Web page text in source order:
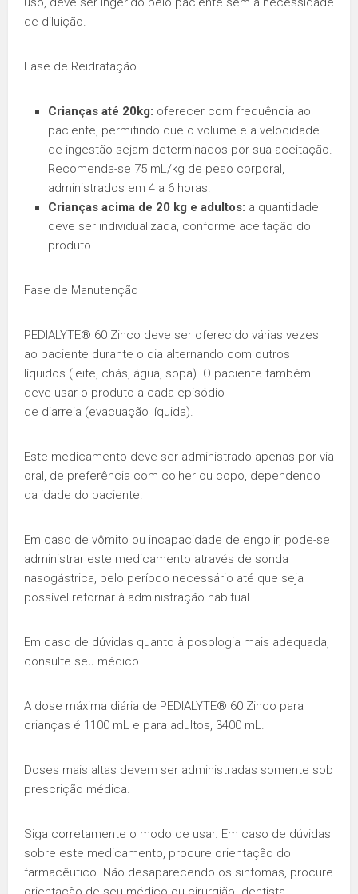
de diluição.
Fase de Reidratação
Crianças até 20kg: oferecer com frequência ao
paciente, permitindo que o volume e a velocidade
de ingestão sejam determinados por sua aceitação.
Recomenda-se 75 mL/kg de peso corporal,
administrados em 4 a 6 horas.
Crianças acima de 20 kg e adultos: a quantidade
deve ser individualizada, conforme aceitação do
produto.
Fase de Manutenção
PEDIALYTE® 60 Zinco deve ser oferecido várias vezes
ao paciente durante o dia alternando com outros
líquidos (leite, chás, água, sopa). O paciente também
deve usar o produto a cada episódio
de diarreia (evacuação líquida).
Este medicamento deve ser administrado apenas por via
oral, de preferência com colher ou copo, dependendo
da idade do paciente.
Em caso de vômito ou incapacidade de engolir, pode-se
administrar este medicamento através de sonda
nasogástrica, pelo período necessário até que seja
possível retornar à administração habitual.
Em caso de dúvidas quanto à posologia mais adequada,
consulte seu médico.
A dose máxima diária de PEDIALYTE® 60 Zinco para
crianças é 1100 mL e para adultos, 3400 mL.
Doses mais altas devem ser administradas somente sob
prescrição médica.
Siga corretamente o modo de usar. Em caso de dúvidas
sobre este medicamento, procure orientação do
farmacêutico. Não desaparecendo os sintomas, procure